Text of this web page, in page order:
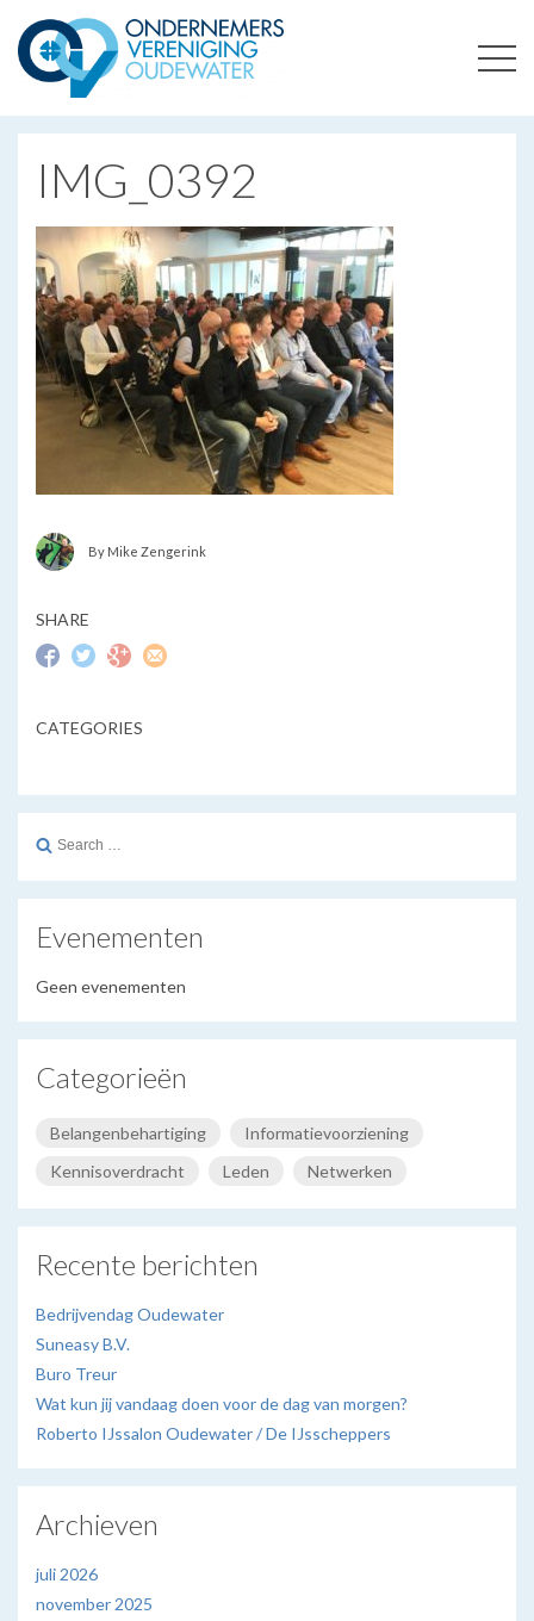
ONDERNEMERSVERENIGING OUDEWATER
IMG_0392
By Mike Zengerink
SHARE
CATEGORIES
Search
Evenementen
Geen evenementen
Categorieën
Belangenbehartiging
Informatievoorziening
Kennisoverdracht
Leden Netwerken
Recente berichten
Bedrijvendag Oudewater
Suneasy B.V.
Buro Treur
Wat kun jij vandaag doen voor de dag van morgen?
Roberto IJssalon Oudewater / De IJsscheppers
Archieven
juli 2026
november 2025